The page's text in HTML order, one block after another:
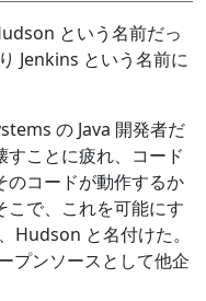
という名前だっ
Jenkins という名前に
の Java 開発者だ
すことに疲れ、コード
のコードが動作するか
こで、これを可能にす
Hudson と名付けた。
プンソースとして他企